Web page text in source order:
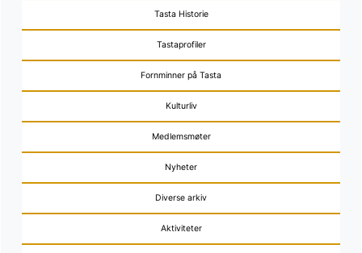
Tasta Historie
Tastaprofiler
Fornminner på Tasta
Kulturliv
Medlemsmøter
Nyheter
Diverse arkiv
Aktiviteter